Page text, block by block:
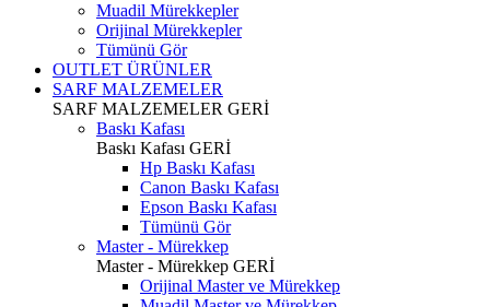
Muadil Mürekkepler
Orijinal Mürekkepler
Tümünü Gör
OUTLET ÜRÜNLER
SARF MALZEMELER
SARF MALZEMELER GERİ
Baskı Kafası
Baskı Kafası GERİ
Hp Baskı Kafası
Canon Baskı Kafası
Epson Baskı Kafası
Tümünü Gör
Master - Mürekkep
Master - Mürekkep GERİ
Orijinal Master ve Mürekkep